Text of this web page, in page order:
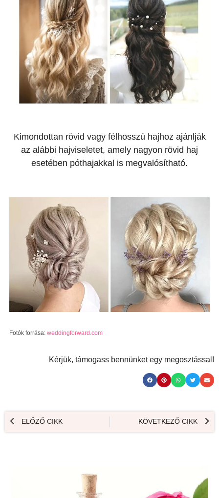
Kimondottan rövid vagy félhosszú hajhoz ajánlják
az alábbi hajviseletet, amely nagyon rövid haj
esetében póthajakkal is megvalósítható.
Fotók forrása: weddingforward.com
Kérjük, támogass bennünket egy megosztással!
ELŐZŐ CIKK KÖVETKEZŐ CIKK